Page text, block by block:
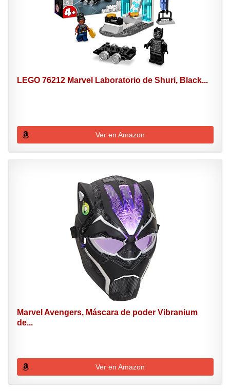
LEGO 76212 Marvel Laboratorio de Shuri, Black...
Ver en Amazon
Marvel Avengers, Máscara de poder Vibranium
de...
Ver en Amazon